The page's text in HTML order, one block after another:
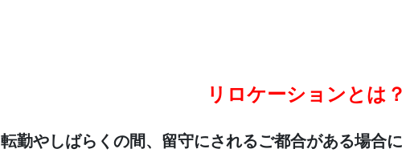
リロケーションとは？
転勤やしばらくの間、留守にされるご都合がある場合